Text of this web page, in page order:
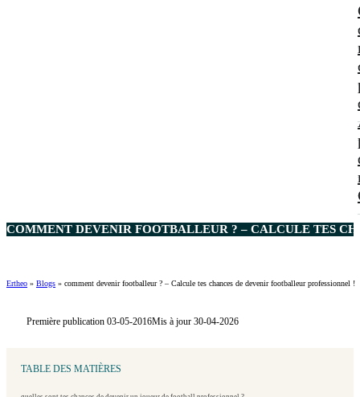
COMMENT DEVENIR FOOTBALLEUR ? – CALCULE TES
Ertheo » Blogs » comment devenir footballeur ? – Calcule tes chances de devenir footballeur professionnel !
Première publication 03-05-2016Mis à jour 30-04-2026
TABLE DES MATIÈRES